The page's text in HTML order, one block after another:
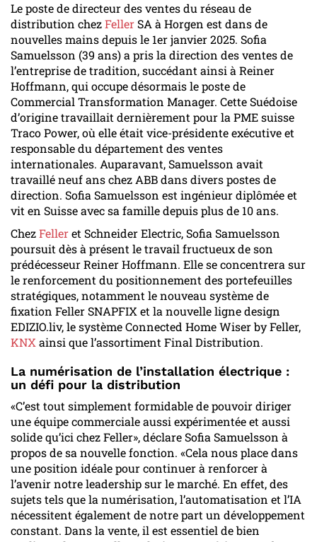
Le poste de directeur des ventes du réseau de
distribution chezFellerSA à Horgen est dans de
nouvelles mains depuis le 1er janvier 2025. Sofia
Samuelsson (39 ans) a pris la direction des ventes de
l’entreprise de tradition, succédant ainsi à Reiner
Hoffmann, qui occupe désormais le poste de
Commercial Transformation Manager. Cette Suédoise
d’origine travaillait dernièrement pour la PME suisse
Traco Power, où elle était vice-présidente exécutive et
responsable du département des ventes
internationales. Auparavant, Samuelsson avait
travaillé neuf ans chez ABB dans divers postes de
direction. Sofia Samuelsson est ingénieur diplômée et
vit en Suisse avec sa famille depuis plus de 10 ans.
ChezFelleret Schneider Electric, Sofia Samuelsson
poursuit dès à présent le travail fructueux de son
prédécesseur Reiner Hoffmann. Elle se concentrera sur
le renforcement du positionnement des portefeuilles
stratégiques, notamment le nouveau système de
fixation Feller SNAPFIX et la nouvelle ligne design
EDIZIO.liv, le système Connected Home Wiser by Feller,
KNXainsi que l’assortiment Final Distribution.
La numérisation de l’installation électrique :
un défi pour la distribution
«C’est tout simplement formidable de pouvoir diriger
une équipe commerciale aussi expérimentée et aussi
solide qu’ici chez Feller», déclare Sofia Samuelsson à
propos de sa nouvelle fonction. «Cela nous place dans
une position idéale pour continuer à renforcer à
l’avenir notre leadership sur le marché. En effet, des
sujets tels que la numérisation, l’automatisation et l’IA
nécessitent également de notre part un développement
constant. Dans la vente, il est essentiel de bien